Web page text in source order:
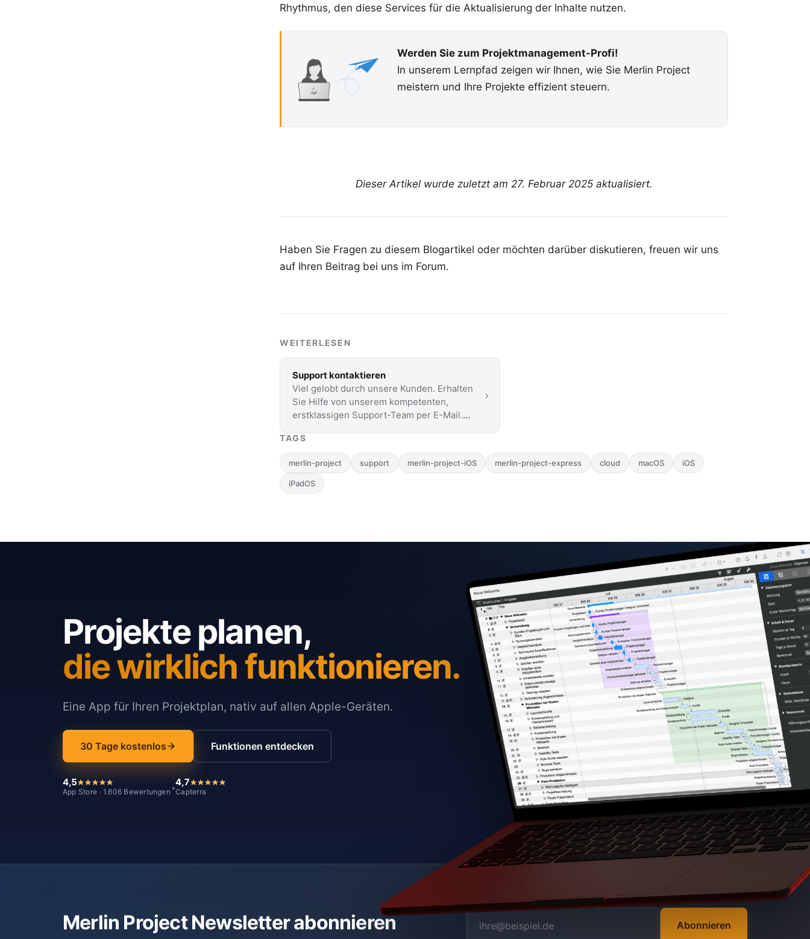
Rhythmus, den diese Services für die Aktualisierung der Inhalte nutzen.
Werden Sie zum Projektmanagement-Profi!
In unserem Lernpfad zeigen wir Ihnen, wie Sie Merlin Project
meistern und Ihre Projekte effizient steuern.
Dieser Artikel wurde zuletzt am 27. Februar 2025 aktualisiert.
Haben Sie Fragen zu diesem Blogartikel oder möchten darüber diskutieren, freuen wir uns
auf Ihren Beitrag bei uns im Forum.
WEITERLESEN
Support kontaktieren
Viel gelobt durch unsere Kunden. Erhalten
Sie Hilfe von unserem kompetenten,
erstklassigen Support-Team per E-Mail.
›
TAGS
merlin-project support merlin-project-iOS merlin-project-express cloud macOS iOS
iPadOS
Projekte planen,
die wirklich funktionieren.
Eine App für Ihren Projektplan, nativ auf allen Apple-Geräten.
30 Tage kostenlos Funktionen entdecken
4,5
App Store · 1.606 Bewertungen *
4,7
Capterra
Merlin Project Newsletter abonnieren Abonnieren